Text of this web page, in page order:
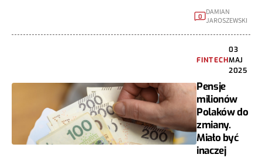
0
DAMIAN
JAROSZEWSKI
FINTECH
03
MAJ
2025
Pensje
milionów
Polaków do
zmiany.
Miało być
inaczej